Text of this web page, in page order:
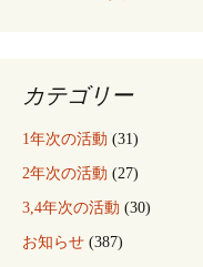
カテゴリー
1年次の活動 (31)
2年次の活動 (27)
3,4年次の活動 (30)
お知らせ (387)